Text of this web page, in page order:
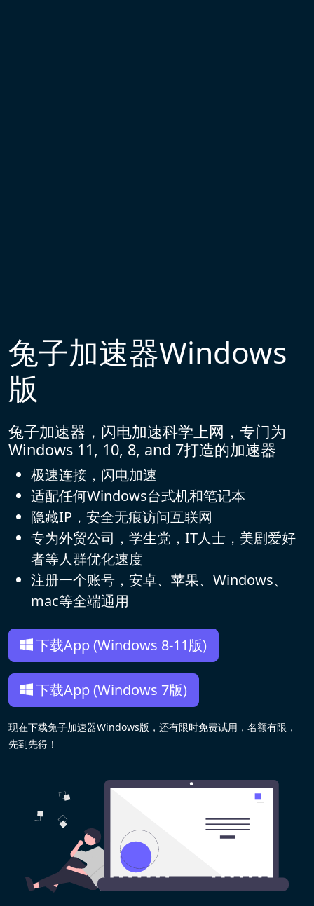
兔子加速器Windows
版
兔子加速器，闪电加速科学上网，专门为
Windows 11, 10, 8, and 7打造的加速器
极速连接，闪电加速
适配任何Windows台式机和笔记本
隐藏IP，安全无痕访问互联网
专为外贸公司，学生党，IT人士，美剧爱好
者等人群优化速度
注册一个账号，安卓、苹果、Windows、
mac等全端通用
下载App (Windows 8-11版)
下载App (Windows 7版)
现在下载兔子加速器Windows版，还有限时免费试用，名额有限，
先到先得！